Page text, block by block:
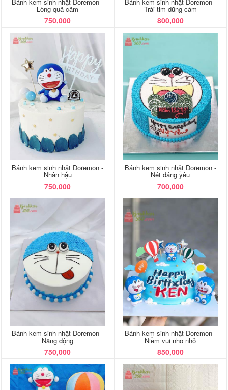
Lòng quả cảm
750,000
Trái tim dũng cảm
800,000
Bánh kem sinh nhật Doremon -
Nhân hậu
750,000
Bánh kem sinh nhật Doremon -
Nét đáng yêu
700,000
Bánh kem sinh nhật Doremon -
Năng động
750,000
Bánh kem sinh nhật Doremon -
Niềm vui nho nhỏ
850,000